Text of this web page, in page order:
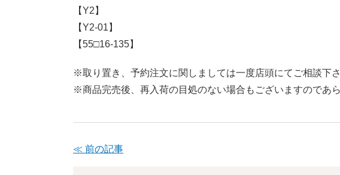
【Y2】
【Y2-01】
【55□16-135】
※取り置き、予約注文に関しましては一度店頭にてご相談下さ
※商品完売後、再入荷の目処のない場合もございますのであ
≪ 前の記事